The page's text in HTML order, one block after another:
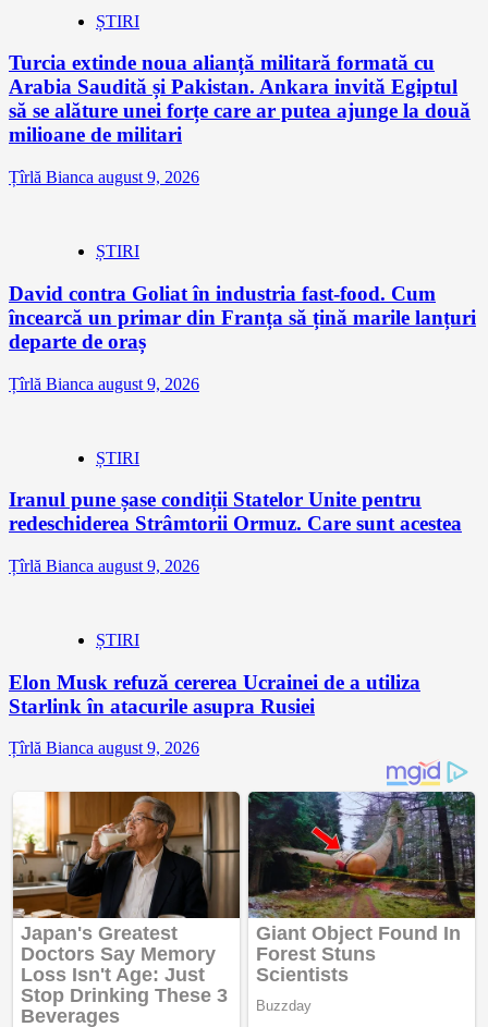
ȘTIRI
Turcia extinde noua alianță militară formată cu
Arabia Saudită și Pakistan. Ankara invită Egiptul
să se alăture unei forțe care ar putea ajunge la două
milioane de militari
Țîrlă Bianca august 9, 2026
ȘTIRI
David contra Goliat în industria fast-food. Cum
încearcă un primar din Franța să țină marile lanțuri
departe de oraș
Țîrlă Bianca august 9, 2026
ȘTIRI
Iranul pune șase condiții Statelor Unite pentru
redeschiderea Strâmtorii Ormuz. Care sunt acestea
Țîrlă Bianca august 9, 2026
ȘTIRI
Elon Musk refuză cererea Ucrainei de a utiliza
Starlink în atacurile asupra Rusiei
Țîrlă Bianca august 9, 2026